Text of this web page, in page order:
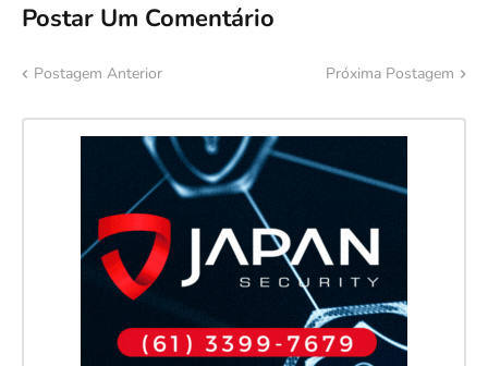
Postar Um Comentário
Postagem Anterior Próxima Postagem